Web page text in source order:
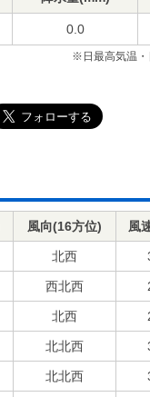
0.0
※日最高気温・
風向(16方位) 風
北西
西北西
北西
北北西
北北西